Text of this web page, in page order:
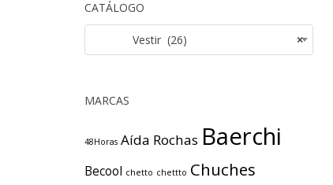
CATÁLOGO
×
Vestir (26)
MARCAS
48Horas Aída Rochas Baerchi
Becool chetto chettto Chuches